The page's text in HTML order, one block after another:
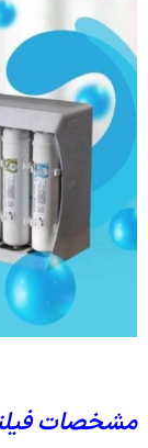
مشخصات